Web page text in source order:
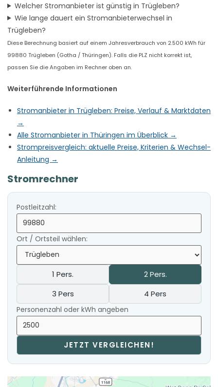
Welcher Stromanbieter ist günstig in Trügleben?
Wie lange dauert ein Stromanbieterwechsel in
Trügleben?
Diese Berechnung basiert auf einem Jahresverbrauch von 2.500 kWh für
99880 Trügleben (Gotha / Thüringen). Falls die PLZ nicht korrekt ist,
passen Sie die Angaben im Rechner oben an.
Weiterführende Informationen
Stromanbieter in Trügleben: Preise, Verlauf & Marktdaten
→
Alle Stromanbieter in Thüringen im Überblick →
Strompreisvergleich: aktuelle Preise, Kriterien & Wechsel-
Anleitung →
Stromrechner
Postleitzahl:
Ort / Ortsteil wählen:
1 Pers.
2 Pers.
3 Pers
4 Pers
Personenzahl oder kWh angeben
JETZT VERGLEICHEN!